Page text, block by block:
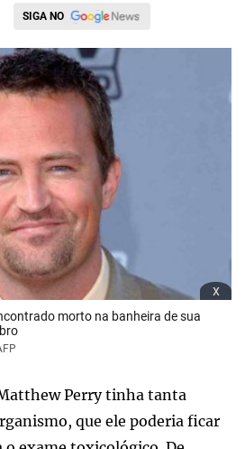
SIGA NO
x
morto na banheira de sua
Perry tinha tanta
que ele poderia ficar